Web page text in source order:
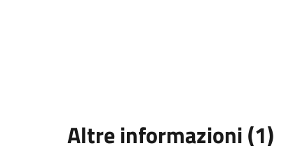
Altre informazioni (1)